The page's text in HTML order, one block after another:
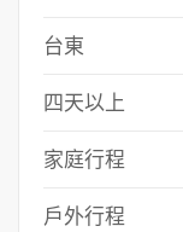
台東
四天以上
家庭行程
戶外行程